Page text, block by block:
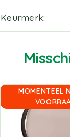
Keurmerk
MOMENTEEL